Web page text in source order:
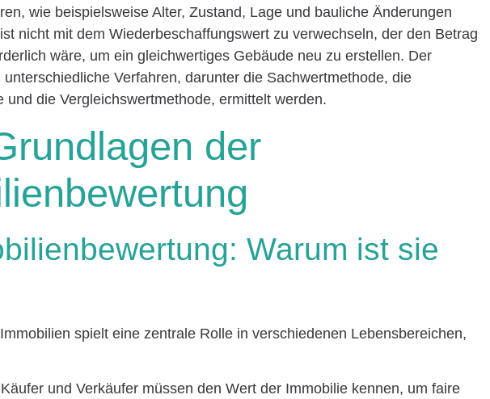
wie beispielsweise Alter, Zustand, Lage und bauliche Änderungen
nicht mit dem Wiederbeschaffungswert zu verwechseln, der den Betrag
wäre, um ein gleichwertiges Gebäude neu zu erstellen. Der
Verfahren, darunter die Sachwertmethode, die
und die Vergleichswertmethode, ermittelt werden.
der
Warum ist sie
spielt eine zentrale Rolle in verschiedenen Lebensbereichen,
und Verkäufer müssen den Wert der Immobilie kennen, um faire